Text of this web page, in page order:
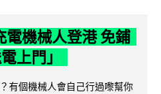
機械人登港 免鋪
上門」
有個機械人會自己行過嚟幫你